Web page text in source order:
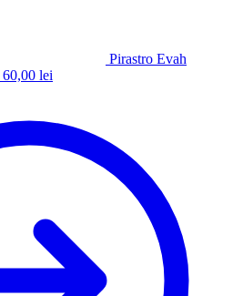
Pirastro Evah
60,00 lei